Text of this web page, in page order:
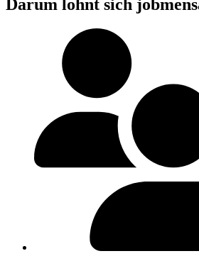
Darum lohnt sich